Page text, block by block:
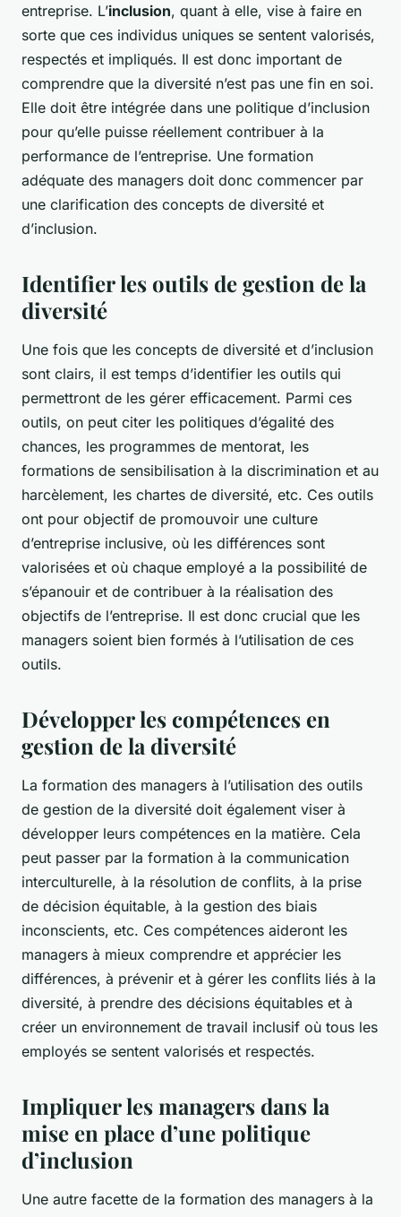
entreprise. L’inclusion, quant à elle, vise à faire en
sorte que ces individus uniques se sentent valorisés,
respectés et impliqués. Il est donc important de
comprendre que la diversité n’est pas une fin en soi.
Elle doit être intégrée dans une politique d’inclusion
pour qu’elle puisse réellement contribuer à la
performance de l’entreprise. Une formation
adéquate des managers doit donc commencer par
une clarification des concepts de diversité et
d’inclusion.
Identifier les outils de gestion de la
diversité
Une fois que les concepts de diversité et d’inclusion
sont clairs, il est temps d’identifier les outils qui
permettront de les gérer efficacement. Parmi ces
outils, on peut citer les politiques d’égalité des
chances, les programmes de mentorat, les
formations de sensibilisation à la discrimination et au
harcèlement, les chartes de diversité, etc. Ces outils
ont pour objectif de promouvoir une culture
d’entreprise inclusive, où les différences sont
valorisées et où chaque employé a la possibilité de
s’épanouir et de contribuer à la réalisation des
objectifs de l’entreprise. Il est donc crucial que les
managers soient bien formés à l’utilisation de ces
outils.
Développer les compétences en
gestion de la diversité
La formation des managers à l’utilisation des outils
de gestion de la diversité doit également viser à
développer leurs compétences en la matière. Cela
peut passer par la formation à la communication
interculturelle, à la résolution de conflits, à la prise
de décision équitable, à la gestion des biais
inconscients, etc. Ces compétences aideront les
managers à mieux comprendre et apprécier les
différences, à prévenir et à gérer les conflits liés à la
diversité, à prendre des décisions équitables et à
créer un environnement de travail inclusif où tous les
employés se sentent valorisés et respectés.
Impliquer les managers dans la
mise en place d’une politique
d’inclusion
Une autre facette de la formation des managers à la